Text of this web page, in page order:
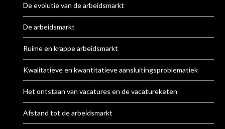
De evolutie van de arbeidsmarkt
De arbeidsmarkt
Ruime en krappe arbeidsmarkt
Kwalitatieve en kwantitatieve aansluitingsproblematiek
Het ontstaan van vacatures en de vacatureketen
Afstand tot de arbeidsmarkt